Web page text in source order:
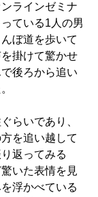
ラインゼミナ
ている1人の男
ぼ道を歩いて
掛けて驚かせ
後ろから追い
らいであり、
を追い越して
返ってみる
いた表情を見
浮かべている